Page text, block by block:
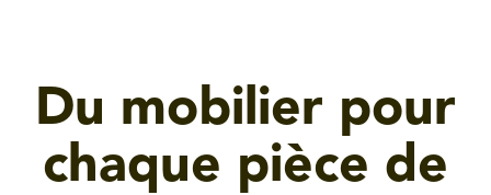
Du mobilier pour
chaque pièce de